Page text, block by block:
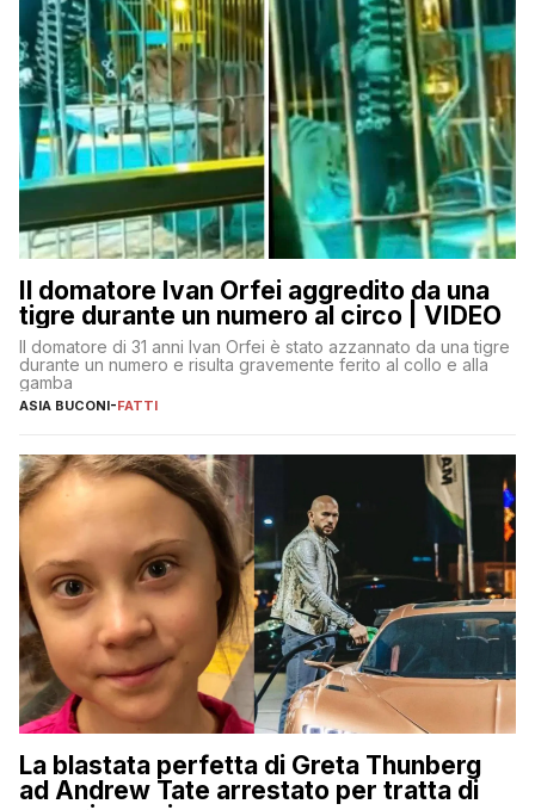
Il domatore Ivan Orfei aggredito da una
tigre durante un numero al circo | VIDEO
Il domatore di 31 anni Ivan Orfei è stato azzannato da una tigre
durante un numero e risulta gravemente ferito al collo e alla
gamba
ASIA BUCONI-FATTI
La blastata perfetta di Greta Thunberg
ad Andrew Tate arrestato per tratta di